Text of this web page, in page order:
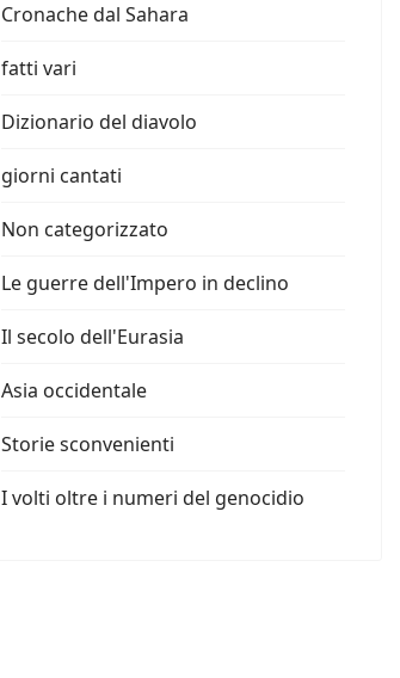
Cronache dal Sahara
fatti vari
Dizionario del diavolo
giorni cantati
Non categorizzato
Le guerre dell'Impero in declino
Il secolo dell'Eurasia
Asia occidentale
Storie sconvenienti
I volti oltre i numeri del genocidio